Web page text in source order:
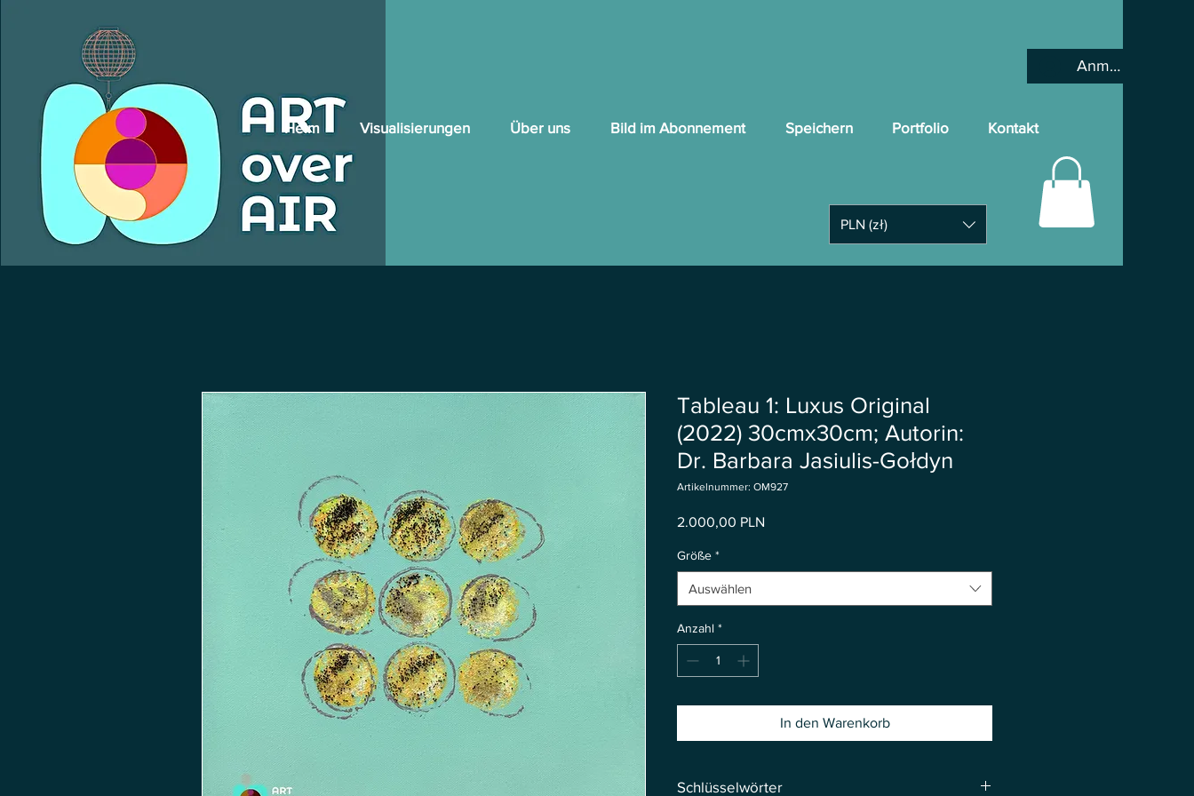
Heim Visualisierungen Über uns Bild im Abonnement Speichern Portfolio Kontakt
Anmelden
PLN (zł)
Tableau 1: Luxus Original
(2022) 30cmx30cm; Autorin:
Dr. Barbara Jasiulis-Gołdyn
Artikelnummer: OM927
2.000,00 PLN
Größe *
Auswählen
Anzahl *
In den Warenkorb
Schlüsselwörter